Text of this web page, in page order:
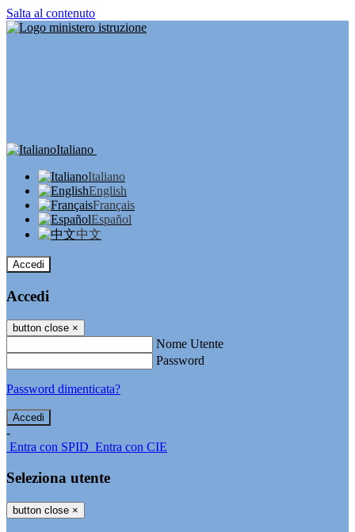
Salta al contenuto
Italiano
Italiano
English
Français
Español
中文
Accedi
Accedi
button close ×
Nome Utente
Password
Password dimenticata?
-
Entra con SPID Entra con CIE
Seleziona utente
button close ×